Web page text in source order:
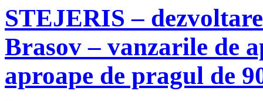
STEJERIS –
Brasov – vanzarile de
aproape de pragul de